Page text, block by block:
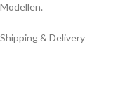
Modellen.
Shipping & Delivery